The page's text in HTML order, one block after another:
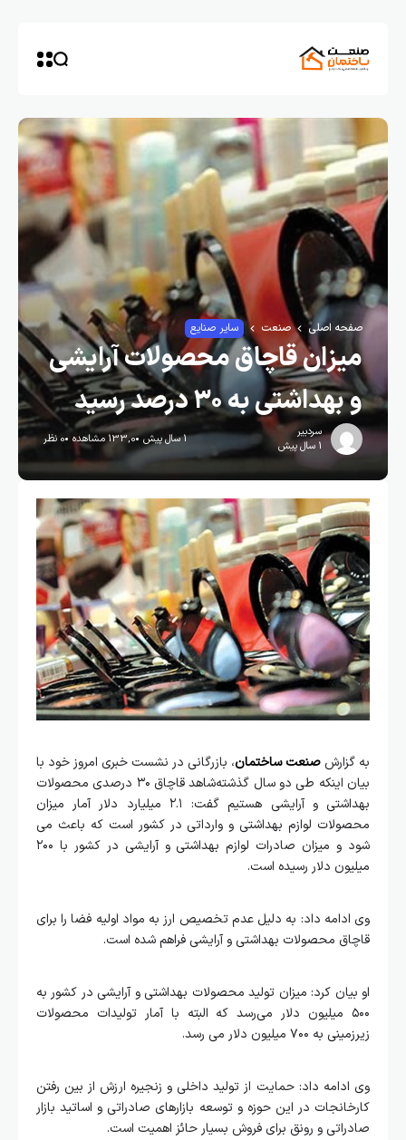
صفحه اصلی صنعت سایر صنایع
میزان قاچاق محصولات آرایشی
و بهداشتی به ۳۰ درصد رسید
سردبیر
1 سال پیش
1 سال پیش 133,0 مشاهده 0 نظر
به گزارش صنعت ساختمان، بازرگانی در نشست خبری امروز خود با
بیان اینکه طی دو سال گذشته‌شاهد قاچاق ۳۰ درصدی محصولات
بهداشتی و آرایشی هستیم گفت: ۲.۱ میلیارد دلار آمار میزان
محصولات لوازم بهداشتی و وارداتی در کشور است که باعث می
شود و میزان صادرات لوازم بهداشتی و آرایشی در کشور با ۲۰۰
میلیون دلار رسیده است.
وی ادامه داد: به دلیل عدم تخصیص ارز به مواد اولیه فضا را برای
قاچاق محصولات بهداشتی و آرایشی فراهم شده است.
او بیان کرد: میزان تولید محصولات بهداشتی و آرایشی در کشور به
۵۰۰ میلیون دلار می‌رسد که البته با آمار تولیدات محصولات
زیرزمینی به ۷۰۰ میلیون دلار می رسد.
وی ادامه داد: حمایت از تولید داخلی و زنجیره ارزش از بین رفتن
کارخانجات در این حوزه و توسعه بازارهای صادراتی و اساتید بازار
صادراتی و رونق برای فروش بسیار حائز اهمیت است.